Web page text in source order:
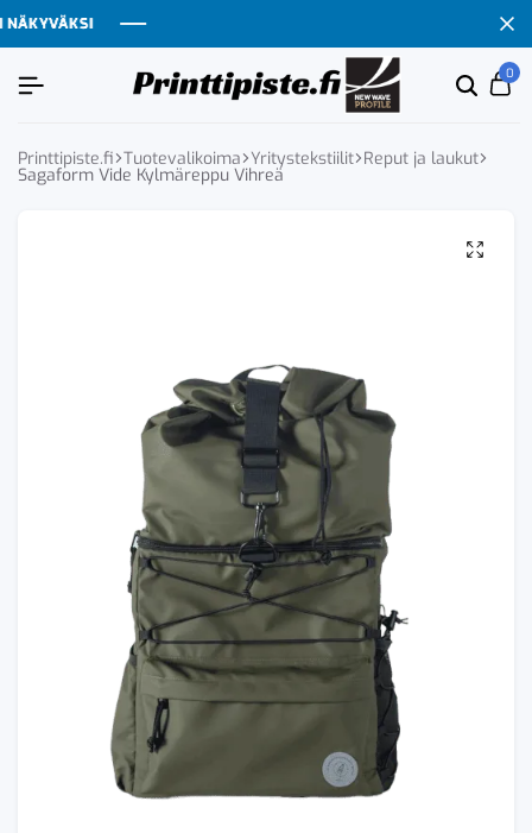
Etsi
0
Printtipiste.fi Tuotevalikoima Yritystekstiilit Reput ja laukut
Sagaform Vide Kylmäreppu Vihreä